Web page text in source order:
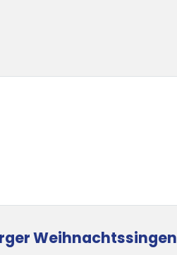
Weihnachtssingen